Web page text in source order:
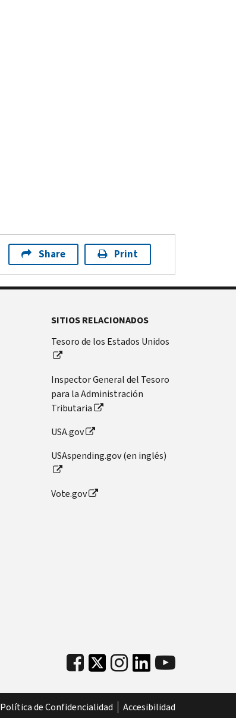
Share Print
SITIOS RELACIONADOS
Tesoro de los Estados Unidos
Inspector General del Tesoro
para la Administración
Tributaria
USA.gov
USAspending.gov (en inglés)
Vote.gov
Política de Confidencialidad Accesibilidad